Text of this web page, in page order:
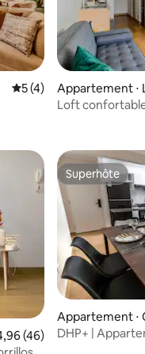
Évaluation moyenne
5 (4)
Appartement ⋅
Loft
moyenne sur la
(46)
Superhôte
Superhôte
Appartement ⋅
DHP+ |